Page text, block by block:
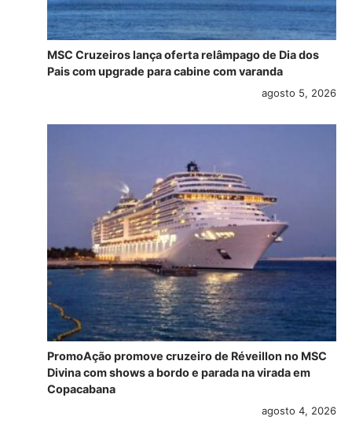
MSC Cruzeiros lança oferta relâmpago de Dia dos
Pais com upgrade para cabine com varanda
agosto 5, 2026
PromoAção promove cruzeiro de Réveillon no MSC
Divina com shows a bordo e parada na virada em
Copacabana
agosto 4, 2026